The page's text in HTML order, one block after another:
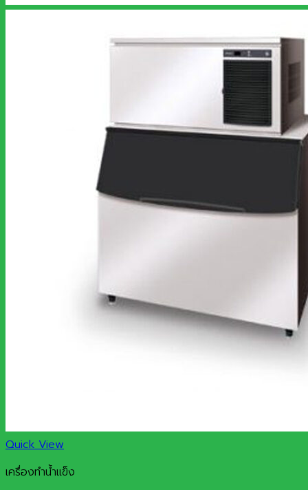
Quick View
เครื่องทำน้ำแข็ง